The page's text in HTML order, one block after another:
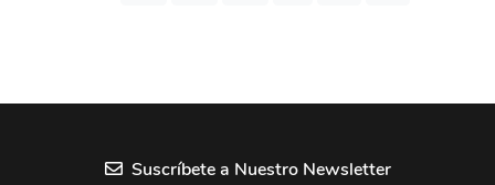
Suscríbete a Nuestro Newsletter